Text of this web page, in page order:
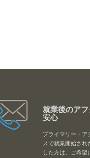
就業後のア
安心
プライマリー・ア
スで就業開始され
した方は、ご希望